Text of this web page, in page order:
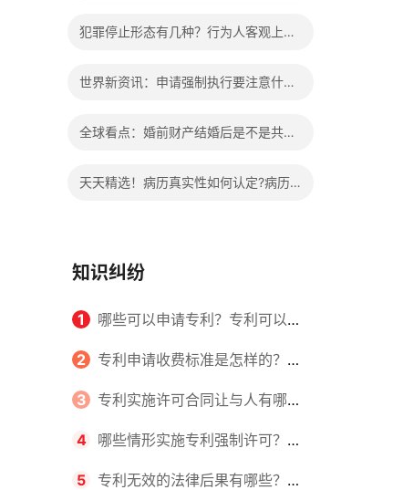
犯罪停止形态有几种？行为人客观上实
世界新资讯：申请强制执行要注意什么
全球看点：婚前财产结婚后是不是共同
天天精选！病历真实性如何认定?病历
知识纠纷
1 哪些可以申请专利？专利可以同
时多个人一起申请吗？
2 专利申请收费标准是怎样的？申
请不同类型的专利所需要的钱不同
3 专利实施许可合同让与人有哪些
主要义务？专利实施许可合同与专利
许可合同有什么区别？
4 哪些情形实施专利强制许可？专
利强制许可的前提条件是什么？
5 专利无效的法律后果有哪些？专